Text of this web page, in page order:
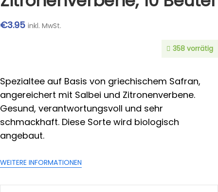
€3.95 inkl. MwSt.
358 vorrätig
Spezialtee auf Basis von griechischem Safran,
angereichert mit Salbei und Zitronenverbene.
Gesund, verantwortungsvoll und sehr
schmackhaft. Diese Sorte wird biologisch
angebaut.
WEITERE INFORMATIONEN